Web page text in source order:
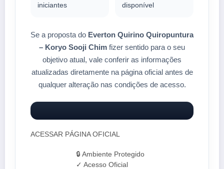
iniciantes
disponível
Se a proposta do Everton Quirino Quiropuntura
– Koryo Sooji Chim fizer sentido para o seu
objetivo atual, vale conferir as informações
atualizadas diretamente na página oficial antes de
qualquer alteração nas condições de acesso.
ACESSAR PÁGINA OFICIAL
🔒 Ambiente Protegido
✓ Acesso Oficial